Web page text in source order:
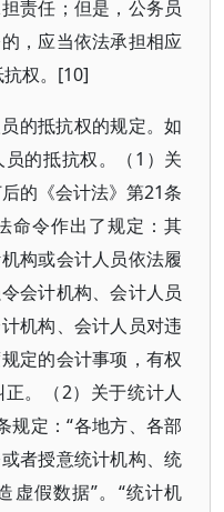
责任；但是，公务员
，应当依法承担相应
权。[10]
的抵抗权的规定。如
的抵抗权。（1）关
的《会计法》第21条
命令作出了规定：其
构或会计人员依法履
会计机构、会计人员
机构、会计人员对违
定的会计事项，有权
。（2）关于统计人
规定：“各地方、各部
者授意统计机构、统
虚假数据”。“统计机